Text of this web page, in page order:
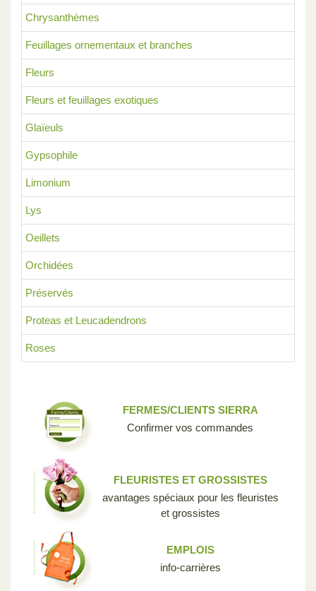
Chrysanthèmes
Feuillages ornementaux et branches
Fleurs
Fleurs et feuillages exotiques
Glaïeuls
Gypsophile
Limonium
Lys
Oeillets
Orchidées
Préservés
Proteas et Leucadendrons
Roses
FERMES/CLIENTS SIERRA
Confirmer vos commandes
FLEURISTES ET GROSSISTES
avantages spéciaux pour les fleuristes
et grossistes
EMPLOIS
info-carrières